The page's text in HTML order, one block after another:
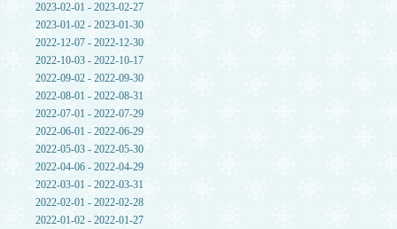
2023-02-01 - 2023-02-27
2023-01-02 - 2023-01-30
2022-12-07 - 2022-12-30
2022-10-03 - 2022-10-17
2022-09-02 - 2022-09-30
2022-08-01 - 2022-08-31
2022-07-01 - 2022-07-29
2022-06-01 - 2022-06-29
2022-05-03 - 2022-05-30
2022-04-06 - 2022-04-29
2022-03-01 - 2022-03-31
2022-02-01 - 2022-02-28
2022-01-02 - 2022-01-27